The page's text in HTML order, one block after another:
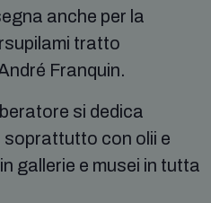
anche per la
tratto
Franquin.
si dedica
soprattutto con olii e
gallerie e musei in tutta